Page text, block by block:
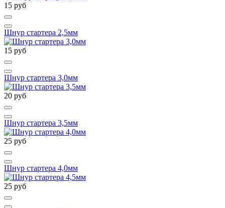
15 руб
Шнур стартера 2,5мм
15 руб
Шнур стартера 3,0мм
20 руб
Шнур стартера 3,5мм
25 руб
Шнур стартера 4,0мм
25 руб